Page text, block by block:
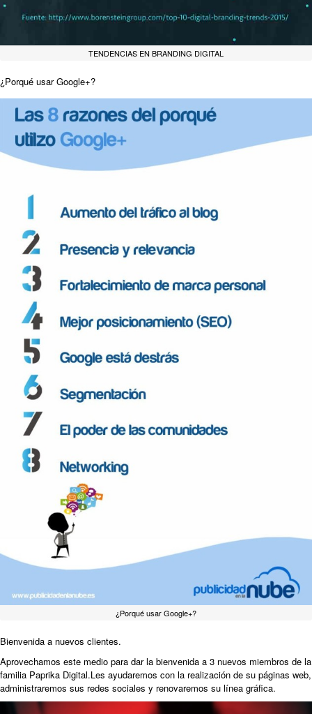
TENDENCIAS EN BRANDING DIGITAL
¿Porqué usar Google+?
¿Porqué usar Google+?
Bienvenida a nuevos clientes.
Aprovechamos este medio para dar la bienvenida a 3 nuevos miembros de la
familia Paprika Digital.Les ayudaremos con la realización de su páginas web,
administraremos sus redes sociales y renovaremos su línea gráfica.